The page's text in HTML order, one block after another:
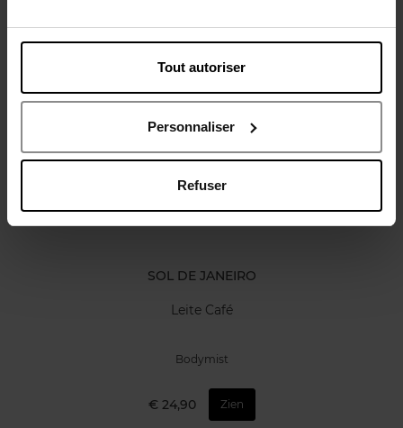
Tout autoriser
Personnaliser
Refuser
Review Beleid inzake klantbeoordelingen
Nog iets vergeten ?
SOL DE JANEIRO
Leite Café
Bodymist
€ 24,90 Zien